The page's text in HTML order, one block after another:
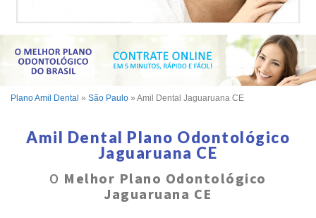
Plano Amil Dental » São Paulo » Amil Dental Jaguaruana CE
Amil Dental Plano Odontológico
Jaguaruana CE
O Melhor Plano Odontológico
Jaguaruana CE